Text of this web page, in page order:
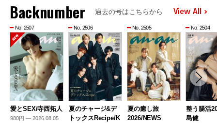
Backnumber 過去の号はこちらから View All
No. 2507
愛とSEX/寺西拓人
980円 — 2026.08.05
No. 2506
夏のチャージ&デ
トックスRecipe/K
No. 2505
夏の癒し旅
2026/NEWS
No. 2504
整う腸活
島健